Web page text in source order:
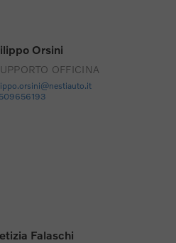
Orsini
OFFICINA
Falaschi